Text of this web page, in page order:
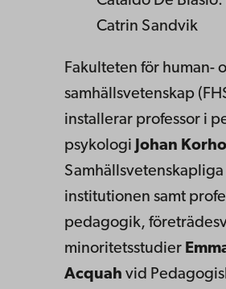
Catrin Sandvik
Fakulteten för human-
samhällsvetenskap
installerar professor i
psykologi Johan
Samhällsvetenskapliga
institutionen samt
pedagogik,
minoritetsstudier
Acquah vid